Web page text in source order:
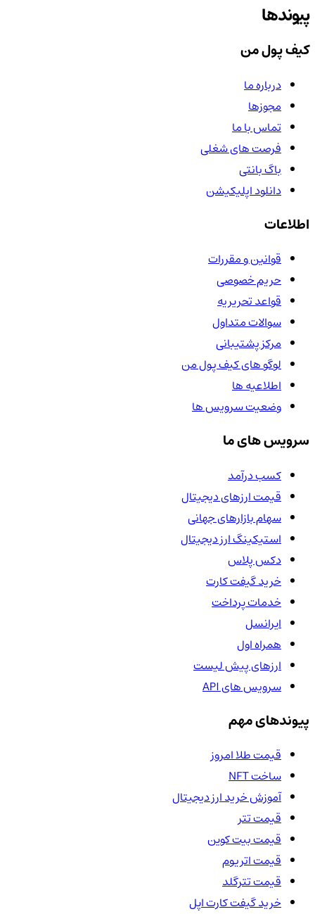
پیوندها
کیف پول من
درباره ما
مجوزها
تماس با ما
فرصت های شغلی
باگ بانتی
دانلود اپلیکیشن
اطلاعات
قوانین و مقررات
حریم خصوصی
قواعد تحریریه
سوالات متداول
مرکز پشتیبانی
لوگو های کیف پول من
اطلاعیه ها
وضعیت سرویس ها
سرویس های ما
کسب درآمد
قیمت ارزهای دیجیتال
سهام بازارهای جهانی
استیکینگ ارز دیجیتال
دکس پلاس
خرید گیفت کارت
خدمات پرداخت
ایرانسل
همراه اول
ارزهای پیش لیست
سرویس های API
پیوندهای مهم
قیمت طلا امروز
ساخت NFT
آموزش خرید ارز دیجیتال
قیمت تتر
قیمت بیت کوین
قیمت اتریوم
قیمت تترگلد
خرید گیفت کارت اپل